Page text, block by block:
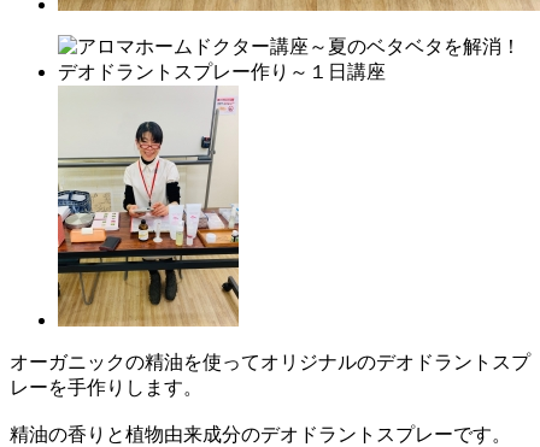
オーガニックの精油を使ってオリジナルのデオドラントスプ
レーを手作りします。
精油の香りと植物由来成分のデオドラントスプレーです。